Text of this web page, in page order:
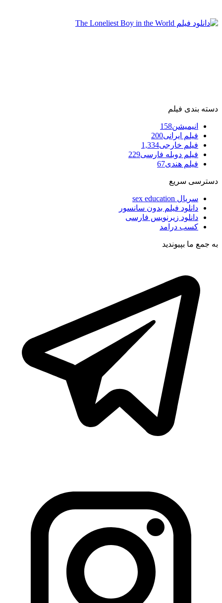
دسته بندی فیلم
انیمیشن158
فیلم ایرانی200
فیلم خارجی1,334
فیلم دوبله فارسی229
فیلم هندی67
دسترسی سریع
سریال sex education
دانلود فیلم بدون سانسور
دانلود زیرنویس فارسی
کسب درامد
به جمع ما بپیوندید